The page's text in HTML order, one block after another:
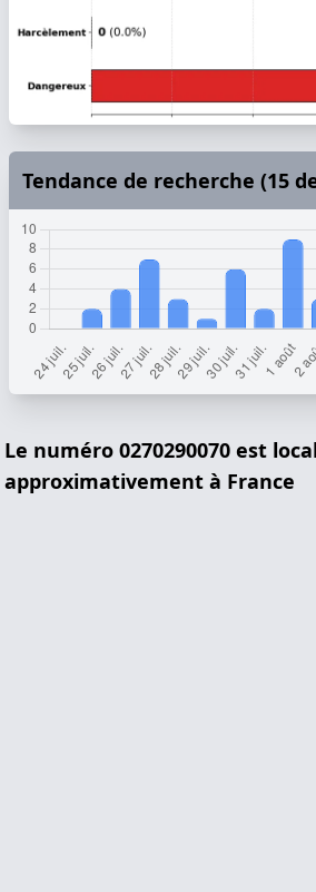
Tendance de recherche (15
Le numéro 0270290070 est
approximativement à France